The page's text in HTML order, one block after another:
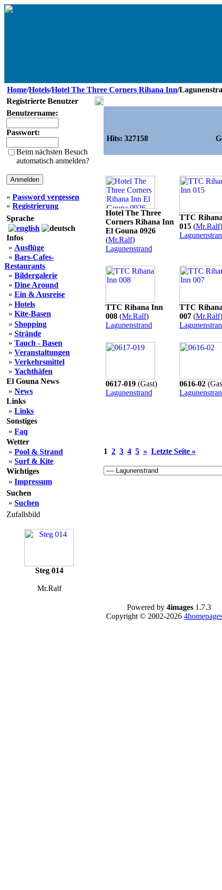
Home/Hotels/Hotel The Three Corners Rihana Inn/
Registrierte Benutzer
Benutzername:
Passwort:
Beim nächsten Besuch
automatisch anmelden?
» Password vergessen
» Registrierung
Sprache
Infos
» Ausflüge
» Bars-Cafes-
Restaurants
» Bildergalerie
» Dine Around
» Ein & Ausreise
» Hotels
» Kite-Basen
» Shopping
» Strände
» Tauch - Basen
» Veranstaltungen
» Verkehrsmittel
» Yachthäfen
El Gouna News
» News
Links
» Links
Sonstiges
» Faq
Wetter
» Pool & Strand
» Surf & Kite
Wichtiges
» Impressum
Suchen
» Suchen
Zufallsbild
Steg 014
Mr.Ralf
Hits: 327158
Hotel The Three
Corners Rihana Inn
El Gouna 0926
(Mr.Ralf)
Lagunenstrand
TTC
015 (Mr.Ralf)
TTC Rihana Inn
008 (Mr.Ralf)
Lagunenstrand
TTC
007 (Mr.Ralf)
0617-019 (Gast)
Lagunenstrand
0616-02
1 2 3 4 5 » Letzte Seite »
Powered by 4images 1.7.3
Copyright © 2002-2026